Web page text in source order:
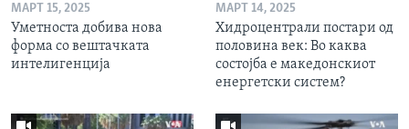
МАРТ 15, 2025
Уметноста добива нова
форма со вештачката
интелигенција
МАРТ 14, 2025
Хидроцентрали постари од
половина век: Во каква
состојба е македонскиот
енергетски систем?